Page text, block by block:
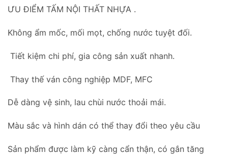
ƯU ĐIỂM TẤM NỘI THẤT NHỰA .
Không ẩm mốc, mối mọt, chống nước tuyệt đối.
Tiết kiệm chi phí, gia công sản xuất nhanh.
Thay thế ván công nghiệp MDF, MFC
Dễ dàng vệ sinh, lau chùi nước thoải mái.
Màu sắc và hình dán có thể thay đổi theo yêu cầu
Sản phẩm được làm kỹ càng cẩn thận, có gắn tăng